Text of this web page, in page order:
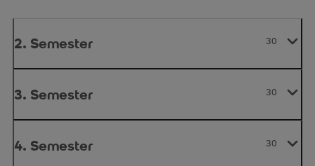
2. Semester 30
3. Semester 30
4. Semester 30